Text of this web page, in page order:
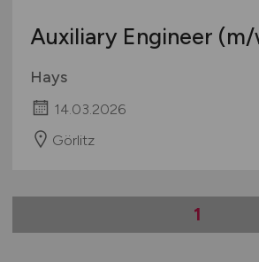
Auxiliary Engineer
Hays
14.03.2026
Görlitz
1